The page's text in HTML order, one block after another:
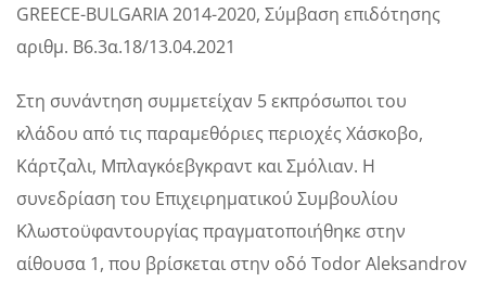
GREECE-BULGARIA 2014-2020, Σύμβαση επιδότησης
αριθμ. Β6.3α.18/13.04.2021
Στη συνάντηση συμμετείχαν 5 εκπρόσωποι του
κλάδου από τις παραμεθόριες περιοχές Χάσκοβο,
Κάρτζαλι, Μπλαγκόεβγκραντ και Σμόλιαν. Η
συνεδρίαση του Επιχειρηματικού Συμβουλίου
Κλωστοϋφαντουργίας πραγματοποιήθηκε στην
αίθουσα 1, που βρίσκεται στην οδό Todor Aleksandrov